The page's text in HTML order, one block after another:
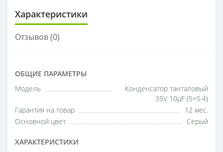
Характеристики
Отзывов (0)
ОБЩИЕ ПАРАМЕТРЫ
Модель
Конденсатор танталовый
35V 10µF (5×5.4)
Гарантия на товар
12 мес.
Основной цвет
Серый
ХАРАКТЕРИСТИКИ